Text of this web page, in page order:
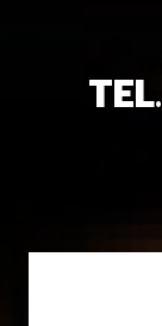
TEL.